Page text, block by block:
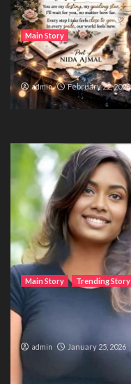
Main Story
Waiting for sunshine
admin February 22, 2026
Main Story Trending Story
The Bride from the
Accident
admin January 25, 2026